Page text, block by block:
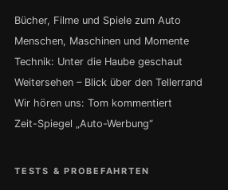
Bücher, Filme und Spiele zum Auto
Menschen, Maschinen und Momente
Technik: Unter die Haube geschaut
Weitersehen – Blick über den Tellerrand
Wir hören uns: Tom kommentiert
Zeit-Spiegel „Auto-Werbung“
TESTS & PROBEFAHRTEN